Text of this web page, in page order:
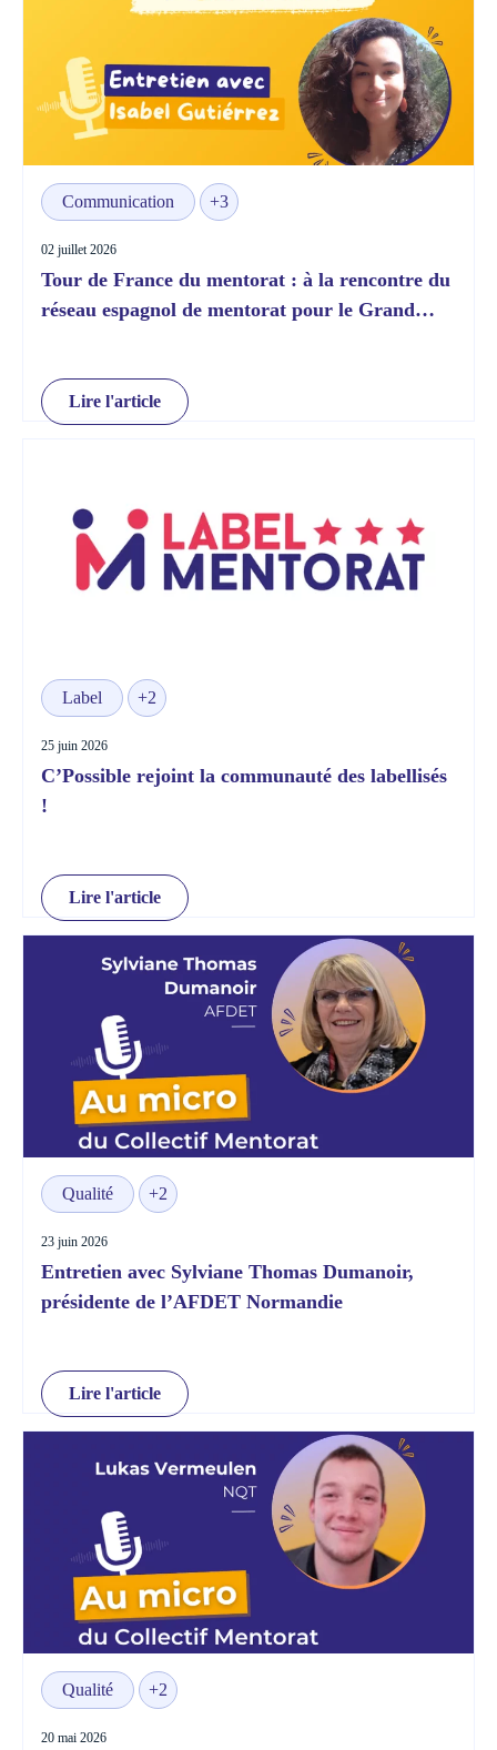
Communication +3
02 juillet 2026
Tour de France du mentorat : à la rencontre du
réseau espagnol de mentorat pour le Grand
Lire l'article
Label +2
25 juin 2026
C’Possible rejoint la communauté des labellisés
!
Lire l'article
Qualité +2
23 juin 2026
Entretien avec Sylviane Thomas Dumanoir,
présidente de l’AFDET Normandie
Lire l'article
Qualité +2
20 mai 2026